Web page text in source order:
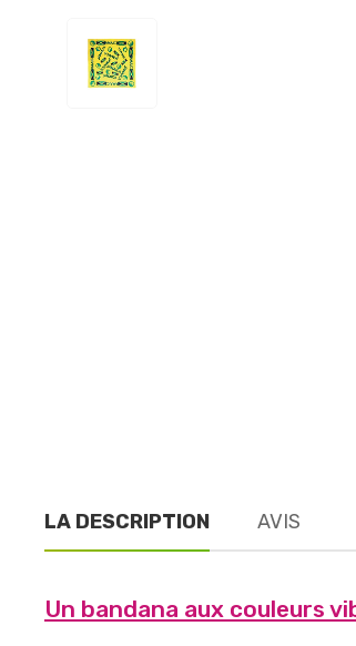
LA DESCRIPTION AVIS
Un bandana aux couleurs